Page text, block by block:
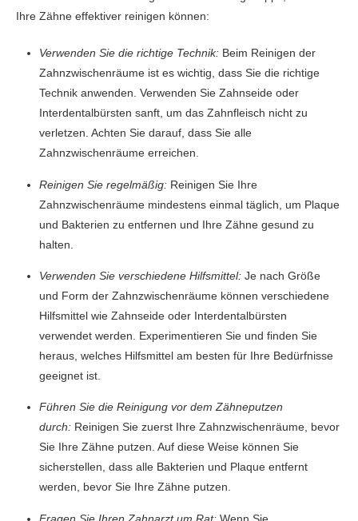
Ihre Zähne effektiver reinigen können:
Verwenden Sie die richtige Technik:Beim Reinigen der
Zahnzwischenräume ist es wichtig, dass Sie die richtige
Technik anwenden. Verwenden Sie Zahnseide oder
Interdentalbürsten sanft, um das Zahnfleisch nicht zu
verletzen. Achten Sie darauf, dass Sie alle
Zahnzwischenräume erreichen.
Reinigen Sie regelmäßig:Reinigen Sie Ihre
Zahnzwischenräume mindestens einmal täglich, um Plaque
und Bakterien zu entfernen und Ihre Zähne gesund zu
halten.
Verwenden Sie verschiedene Hilfsmittel:Je nach Größe
und Form der Zahnzwischenräume können verschiedene
Hilfsmittel wie Zahnseide oder Interdentalbürsten
verwendet werden. Experimentieren Sie und finden Sie
heraus, welches Hilfsmittel am besten für Ihre Bedürfnisse
geeignet ist.
Führen Sie die Reinigung vor dem Zähneputzen
durch:Reinigen Sie zuerst Ihre Zahnzwischenräume, bevor
Sie Ihre Zähne putzen. Auf diese Weise können Sie
sicherstellen, dass alle Bakterien und Plaque entfernt
werden, bevor Sie Ihre Zähne putzen.